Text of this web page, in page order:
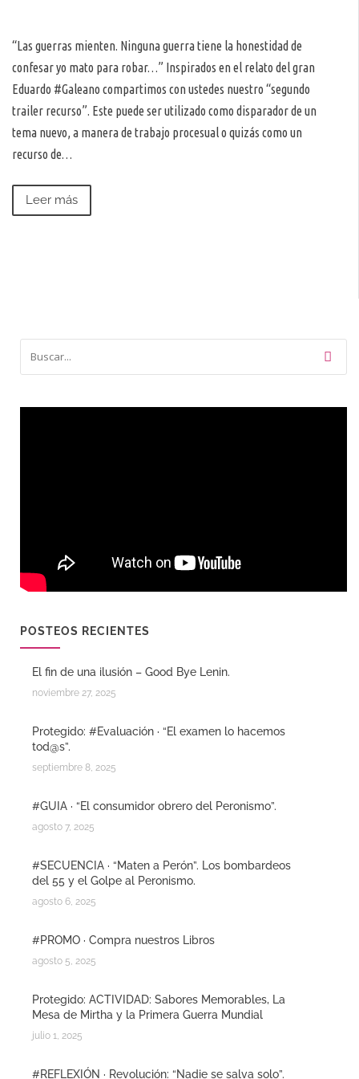
“Las guerras mienten. Ninguna guerra tiene la honestidad de
confesar yo mato para robar…” Inspirados en el relato del gran
Eduardo #Galeano compartimos con ustedes nuestro “segundo
trailer recurso”. Este puede ser utilizado como disparador de un
tema nuevo, a manera de trabajo procesual o quizás como un
recurso de…
Leer más
POSTEOS RECIENTES
El fin de una ilusión – Good Bye Lenin.
noviembre 27, 2025
Protegido: #Evaluación · “El examen lo hacemos
tod@s”.
septiembre 8, 2025
#GUIA · “El consumidor obrero del Peronismo”.
agosto 7, 2025
#SECUENCIA · “Maten a Perón”. Los bombardeos
del 55 y el Golpe al Peronismo.
agosto 6, 2025
#PROMO · Compra nuestros Libros
agosto 5, 2025
Protegido: ACTIVIDAD: Sabores Memorables, La
Mesa de Mirtha y la Primera Guerra Mundial
julio 1, 2025
#REFLEXIÓN · Revolución: “Nadie se salva solo”.